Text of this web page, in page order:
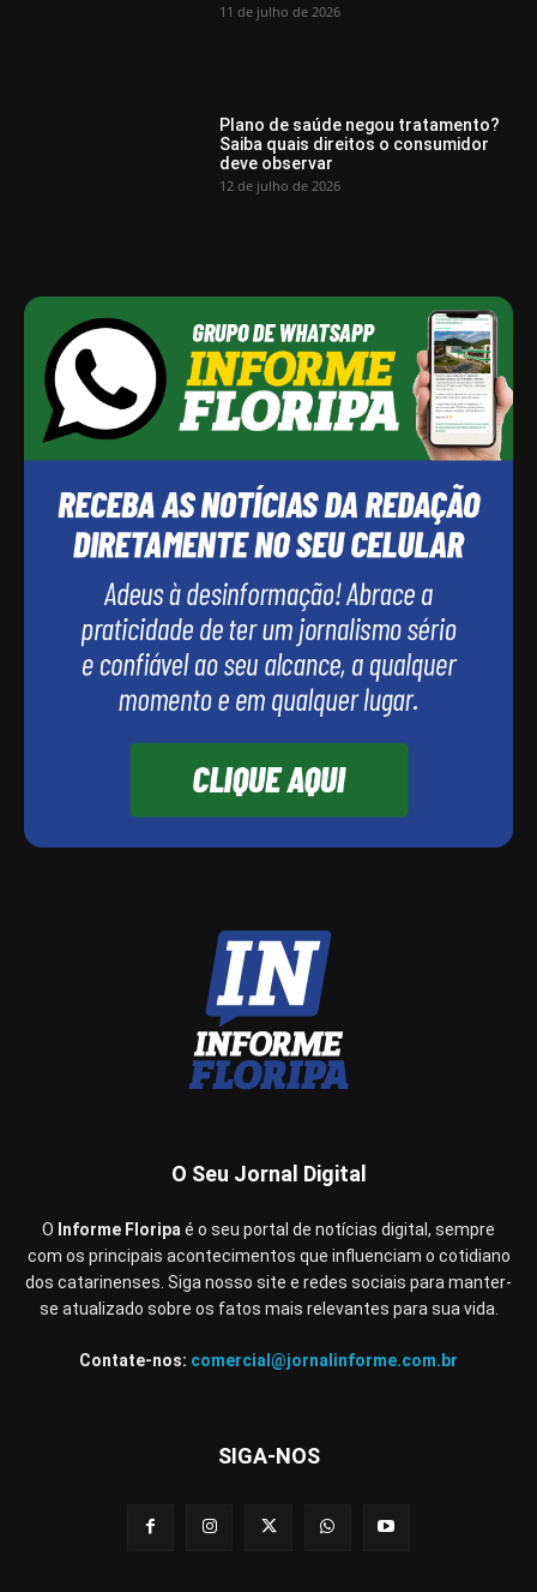
11 de julho de 2026
Plano de saúde negou tratamento?
Saiba quais direitos o consumidor
deve observar
12 de julho de 2026
O Seu Jornal Digital
O Informe Floripa é o seu portal de notícias digital, sempre
com os principais acontecimentos que influenciam o cotidiano
dos catarinenses. Siga nosso site e redes sociais para manter-
se atualizado sobre os fatos mais relevantes para sua vida.
Contate-nos: comercial@jornalinforme.com.br
SIGA-NOS